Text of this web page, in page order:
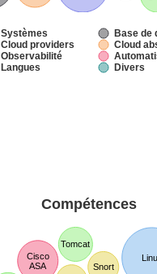
Systèmes
Base de
Cloud providers
Cloud
Observabilité
Langues
Divers
Compétences
Tomcat
Cisco
ASA
Snort